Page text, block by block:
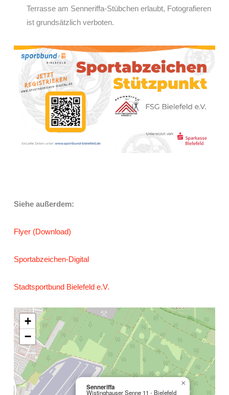
Terrasse am Senneriffa-Stübchen erlaubt, Fotografieren
ist grundsätzlich verboten.
Siehe außerdem:
Flyer (Download)
Sportabzeichen-Digital
Stadtsportbund Bielefeld e.V.
Senneriffa
Wistinghauser Senne 11 - Bielefeld
×
+
−